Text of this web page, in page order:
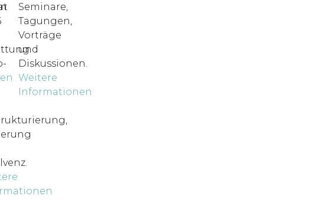
Seminare,
Tagungen,
Vorträge
und
Diskussionen.
Weitere
Informationen